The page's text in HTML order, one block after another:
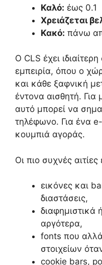
Καλό: έως 0.1
Χρειάζεται
Κακό: πάνω
Ο CLS έχει
εμπειρία, όπου ο
και κάθε ξαφνική
έντονα αισθητή. Για
αυτό μπορεί να
τηλέφωνο. Για ένα
κουμπιά αγοράς.
Οι πιο συχνές
εικόνες και
διαστάσεις,
διαφημιστικά
αργότερα,
fonts που
στοιχείων
cookie bars,